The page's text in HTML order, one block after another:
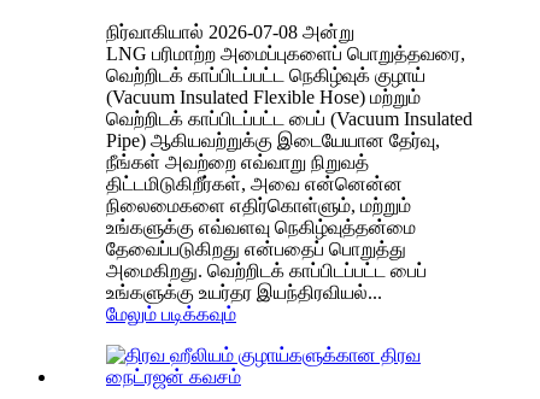
நிர்வாகியால் 2026-07-08 அன்று
LNG பரிமாற்ற அமைப்புகளைப் பொறுத்தவரை,
வெற்றிடக் காப்பிடப்பட்ட நெகிழ்வுக் குழாய்
(Vacuum Insulated Flexible Hose) மற்றும்
வெற்றிடக் காப்பிடப்பட்ட பைப் (Vacuum Insulated
Pipe) ஆகியவற்றுக்கு இடையேயான தேர்வு,
நீங்கள் அவற்றை எவ்வாறு நிறுவத்
திட்டமிடுகிறீர்கள், அவை என்னென்ன
நிலைமைகளை எதிர்கொள்ளும், மற்றும்
உங்களுக்கு எவ்வளவு நெகிழ்வுத்தன்மை
தேவைப்படுகிறது என்பதைப் பொறுத்து
அமைகிறது. வெற்றிடக் காப்பிடப்பட்ட பைப்
உங்களுக்கு உயர்தர இயந்திரவியல்...
மேலும் படிக்கவும்